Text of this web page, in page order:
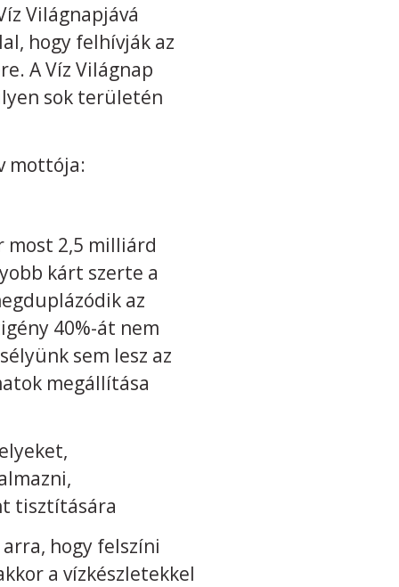
Világnapjává
hogy felhívják az
A Víz Világnap
sok területén
mottója:
most 2,5 milliárd
kárt szerte a
az
40%-át nem
sem lesz az
megállítása
tisztítására
hogy felszíni
a vízkészletekkel